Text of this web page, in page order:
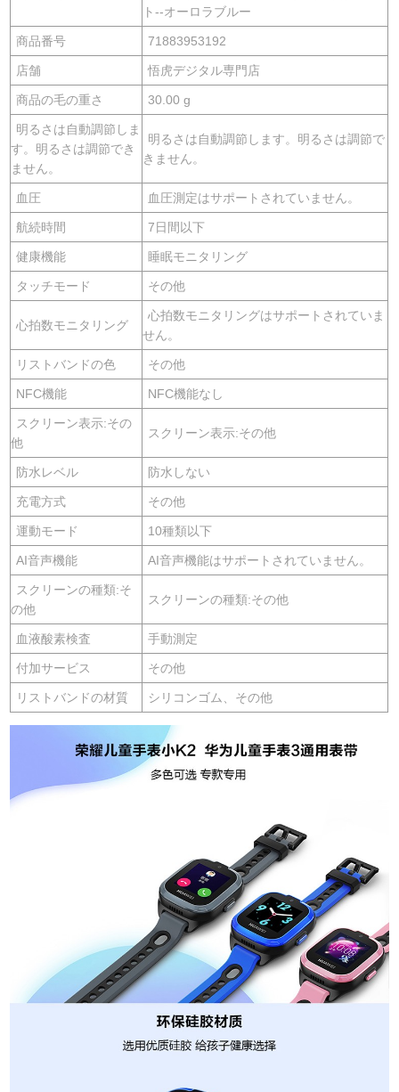
ト--オーロラブルー
商品番号 71883953192
店舗 悟虎デジタル専門店
商品の毛の重さ 30.00 g
明るさは自動調節しま
す。明るさは調節でき
ません。
明るさは自動調節します。明るさは調節で
きません。
血圧 血圧測定はサポートされていません。
航続時間 7日間以下
健康機能 睡眠モニタリング
タッチモード その他
心拍数モニタリング
心拍数モニタリングはサポートされていま
せん。
リストバンドの色 その他
NFC機能 NFC機能なし
スクリーン表示:その
他
スクリーン表示:その他
防水レベル 防水しない
充電方式 その他
運動モード 10種類以下
AI音声機能 AI音声機能はサポートされていません。
スクリーンの種類:そ
の他
スクリーンの種類:その他
血液酸素検査 手動測定
付加サービス その他
リストバンドの材質 シリコンゴム、その他